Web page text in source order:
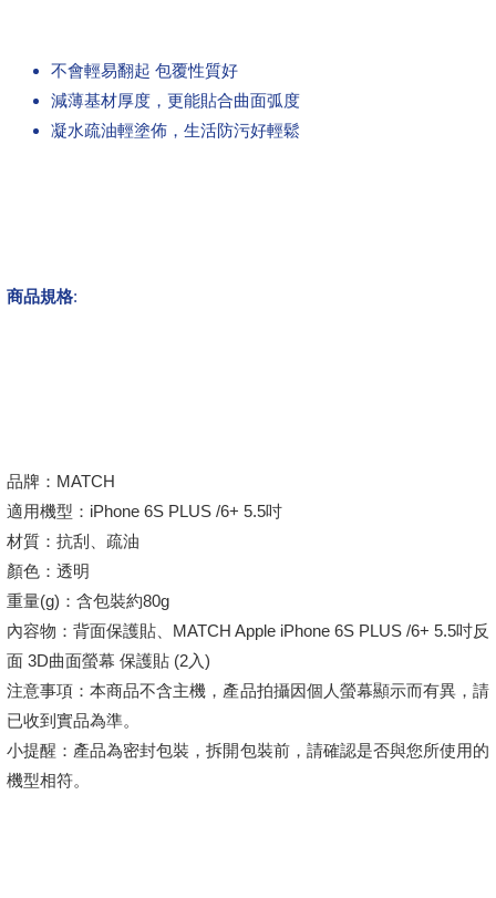
不會輕易翻起 包覆性質好
減薄基材厚度，更能貼合曲面弧度
凝水疏油輕塗佈，生活防污好輕鬆
商品規格:
品牌：MATCH
適用機型：iPhone 6S PLUS /6+ 5.5吋
材質：抗刮、疏油
顏色：透明
重量(g)：含包裝約80g
內容物：背面保護貼、MATCH Apple iPhone 6S PLUS /6+ 5.5吋反
面 3D曲面螢幕 保護貼 (2入)
注意事項：本商品不含主機，產品拍攝因個人螢幕顯示而有異，請
已收到實品為準。
小提醒：產品為密封包裝，拆開包裝前，請確認是否與您所使用的
機型相符。